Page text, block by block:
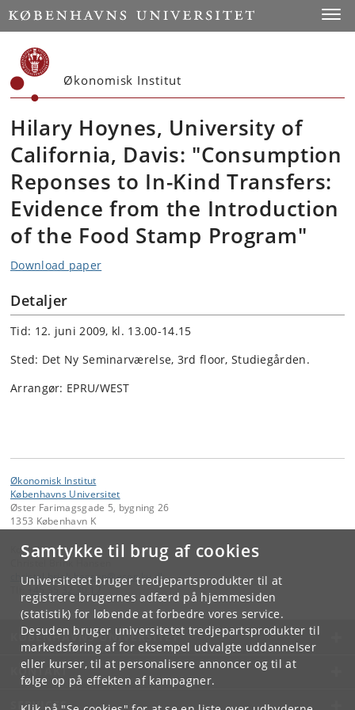
Samtykke til brug af cookies
Universitetet bruger tredjepartsprodukter til at
registrere brugernes adfærd på hjemmesiden
(statistik) for løbende at forbedre vores service.
Desuden bruger universitetet tredjepartsprodukter til
markedsføring af for eksempel udvalgte uddannelser
eller kurser, til at personalisere annoncer og til at
følge op på effekten af kampagner.
Start
Økonomisk Institut
Hilary Hoynes, University of
California, Davis: "Consumption
Reponses to In-Kind Transfers:
Evidence from the Introduction
of the Food Stamp Program"
Download paper
Detaljer
Tid: 12. juni 2009, kl. 13.00-14.15
Sted: Det Ny Seminarværelse, 3rd floor, Studiegården.
Arrangør: EPRU/WEST
Økonomisk Institut
Københavns Universitet
Øster Farimagsgade 5, bygning 26
1353 København K
Kontakt:
Christel Brink Hansen
christel.brink.hansen@econ.ku .dk
KØBENHAVNS UNIVERSITET
KONTAKT
SERVICES